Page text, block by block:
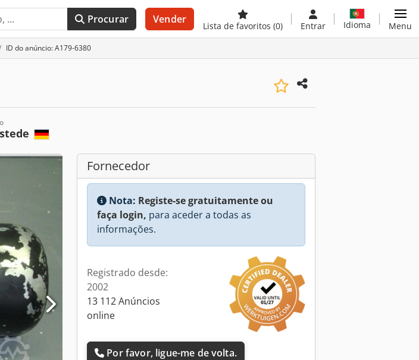
Procurar Vender
Lista de favoritos (0) Entrar Idioma Menu
ID do anúncio: A179-6380
Fornecedor
Nota: Registe-se gratuitamente ou
faça login, para aceder a todas as
informações.
Registrado desde:
2002
13 112 Anúncios
online
Por favor, ligue-me de volta.